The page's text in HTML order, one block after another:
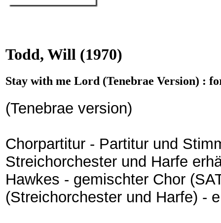
Todd, Will (1970)
Stay with me Lord (Tenebrae Version) :
(Tenebrae version)
Chorpartitur - Partitur und
Streichorchester und Harfe
Hawkes - gemischter Chor
(Streichorchester und Harfe) -